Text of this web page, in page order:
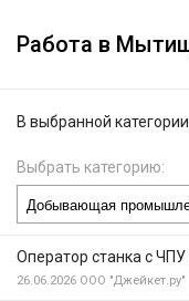
Работа в
В выбранной
Выбрать категорию:
Оператор станка с
26.06.2026 ООО "Джейкет.ру"